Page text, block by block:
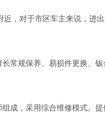
近，对于市区车主来说，进出
擅长常规保养、易损件更换
组成，采用综合维修模式。